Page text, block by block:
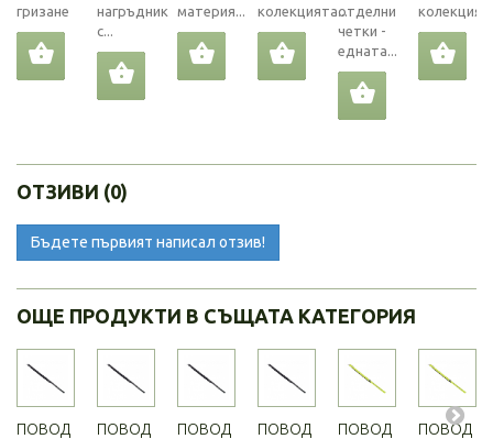
гризане
нагръдник
с...
материя...
колекцията...отделни
четки -
едната...
ОТЗИВИ (0)
Бъдете първият написал отзив!
ОЩЕ ПРОДУКТИ В СЪЩАТА КАТЕГОРИЯ
ПОВОД
ПОВОД
ПОВОД
ПОВОД
ПОВОД
ПОВОД